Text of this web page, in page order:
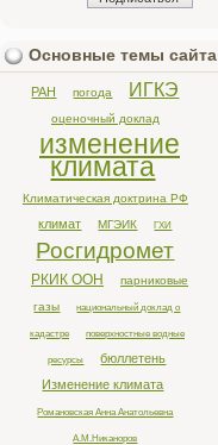
Основные темы сайта
РАН погода ИГКЭ
оценочный доклад
изменение
климата
Климатическая доктрина РФ
климат МГЭИК ГХИ
Росгидромет
РКИК ООН
парниковые
газы
национальный доклад о
кадастре поверхностные водные
ресурсы
бюллетень
Изменение климата
Романовская Анна Анатольевна
А.М.Никаноров